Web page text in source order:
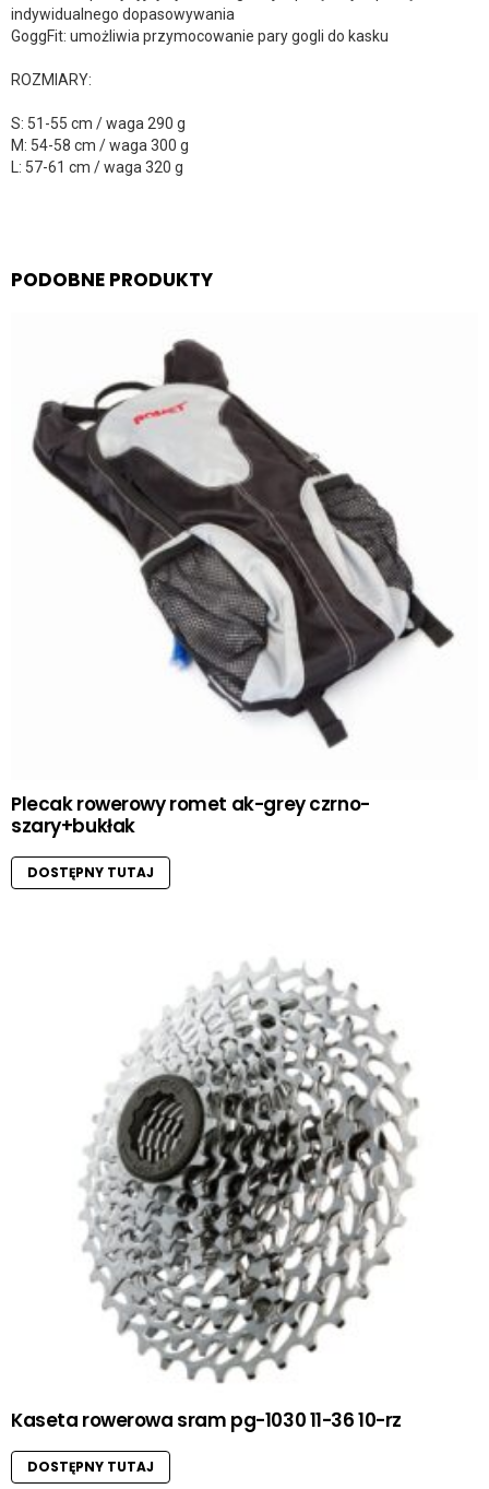
indywidualnego dopasowywania
GoggFit: umożliwia przymocowanie pary gogli do kasku
ROZMIARY:
S: 51-55 cm / waga 290 g
M: 54-58 cm / waga 300 g
L: 57-61 cm / waga 320 g
PODOBNE PRODUKTY
Plecak rowerowy romet ak-grey czrno-
szary+bukłak
DOSTĘPNY TUTAJ
Kaseta rowerowa sram pg-1030 11-36 10-rz
DOSTĘPNY TUTAJ